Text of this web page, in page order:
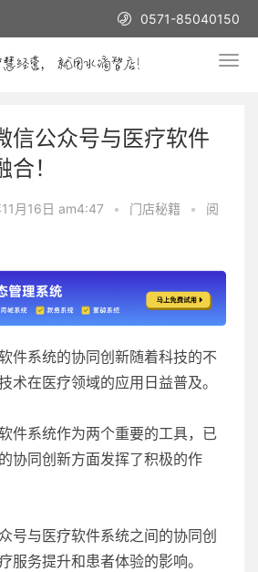
0571-85040150
信公众号与医疗软件
！
月16日 am4:47 • 门店秘籍 •
阅
件系统的协同创新随着科技的不
术在医疗领域的应用日益普及。
件系统作为两个重要的工具，已
协同创新方面发挥了积极的作
号与医疗软件系统之间的协同创
服务提升和患者体验的影响。